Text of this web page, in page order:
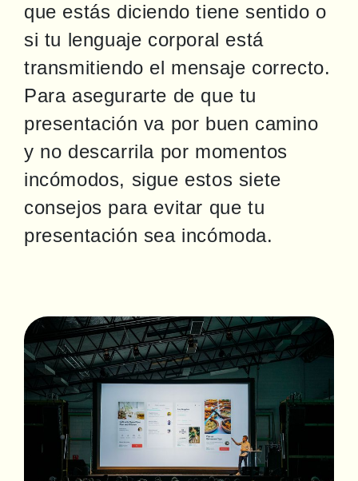
que estás diciendo tiene sentido o
si tu lenguaje corporal está
transmitiendo el mensaje correcto.
Para asegurarte de que tu
presentación va por buen camino
y no descarrila por momentos
incómodos, sigue estos siete
consejos para evitar que tu
presentación sea incómoda.